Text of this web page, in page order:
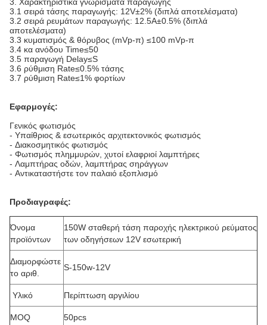
3.1 σειρά τάσης παραγωγής: 12V±2% (διπλά αποτελέσματα)
3.2 σειρά ρευμάτων παραγωγής: 12.5A±0.5% (διπλά
αποτελέσματα)
3.3 κυματισμός & θόρυβος (mVp-π) ≤100 mVp-π
3.4 κα ανόδου Time≤50
3.5 παραγωγή Delay≤S
3.6 ρύθμιση Rate≤0.5% τάσης
3.7 ρύθμιση Rate≤1% φορτίων
Εφαρμογές:
Γενικός φωτισμός
- Υπαίθριος & εσωτερικός αρχιτεκτονικός φωτισμός
- Διακοσμητικός φωτισμός
- Φωτισμός πλημμυρών, χυτοί ελαφριοί λαμπτήρες
- Λαμπτήρας οδών, λαμπτήρας σηράγγων
- Αντικαταστήστε τον παλαιό εξοπλισμό
Προδιαγραφές:
Όνομα
προϊόντων
150W σταθερή τάση παροχής ηλεκτρικού ρεύματος
των οδηγήσεων 12V εσωτερική
Διαμορφώστε
το αριθ.
S-150w-12V
Υλικό Περίπτωση αργιλίου
MOQ 50pcs